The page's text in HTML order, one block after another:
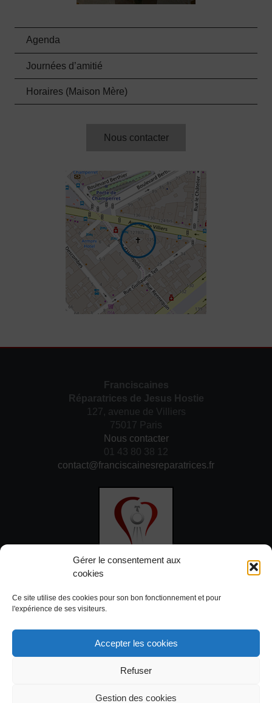
Gérer le consentement aux
cookies
Ce site utilise des cookies pour son bon fonctionnement et pour
l'expérience de ses visiteurs.
Accepter les cookies
Refuser
Gestion des cookies
Agenda
Journées d’amitié
Horaires (Maison Mère)
Nous contacter
Franciscaines
Réparatrices de Jesus Hostie
127, avenue de Villiers
75017 Paris
Nous contacter
01 43 80 38 12
contact@franciscainesreparatrices.fr
Dimanche : 8h – 18h30
En semaine : 7h – 18h30